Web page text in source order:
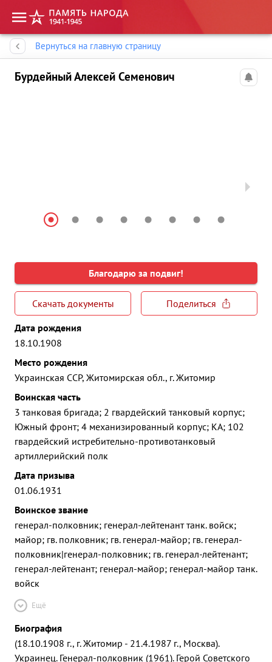
Вернуться на главную страницу
Бурдейный Алексей Семенович
Благодарю за подвиг!
Скачать документы
Поделиться
Дата рождения
18.10.1908
Место рождения
Украинская ССР, Житомирская обл., г. Житомир
Воинская часть
3 танковая бригада; 2 гвардейский танковый корпус;
Южный фронт; 4 механизированный корпус; КА; 102
гвардейский истребительно-противотанковый
артиллерийский полк
Дата призыва
01.06.1931
Воинское звание
генерал-полковник; генерал-лейтенант танк. войск;
майор; гв. полковник; гв. генерал-майор; гв. генерал-
полковник|генерал-полковник; гв. генерал-лейтенант;
генерал-лейтенант; генерал-майор; генерал-майор танк.
войск
Ещё
Биография
(18.10.1908 г., г. Житомир - 21.4.1987 г., Москва).
Украинец. Генерал-полковник (1961). Герой Советского
Память народа